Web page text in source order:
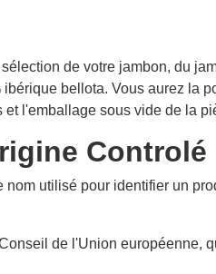
de votre jambon, du
bellota. Vous aurez la
l'emballage sous vide de la
Controlé
utilisé pour identifier un
de l'Union européenne,